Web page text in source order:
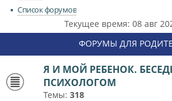
Список форумов
Текущее время: 08 авг
ФОРУМЫ ДЛЯ
Я И МОЙ РЕБЕНОК.
ПСИХОЛОГОМ
Темы: 318